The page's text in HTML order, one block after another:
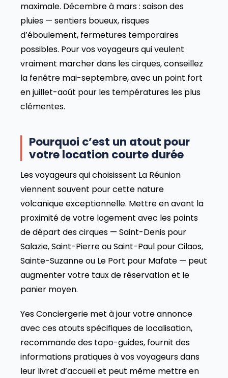
maximale. Décembre à mars : saison des
pluies — sentiers boueux, risques
d’éboulement, fermetures temporaires
possibles. Pour vos voyageurs qui veulent
vraiment marcher dans les cirques, conseillez
la fenêtre mai-septembre, avec un point fort
en juillet-août pour les températures les plus
clémentes.
Pourquoi c’est un atout pour
votre location courte durée
Les voyageurs qui choisissent La Réunion
viennent souvent pour cette nature
volcanique exceptionnelle. Mettre en avant la
proximité de votre logement avec les points
de départ des cirques — Saint-Denis pour
Salazie, Saint-Pierre ou Saint-Paul pour Cilaos,
Sainte-Suzanne ou Le Port pour Mafate — peut
augmenter votre taux de réservation et le
panier moyen.
Yes Conciergerie met à jour votre annonce
avec ces atouts spécifiques de localisation,
recommande des topo-guides, fournit des
informations pratiques à vos voyageurs dans
leur livret d’accueil et peut même mettre en